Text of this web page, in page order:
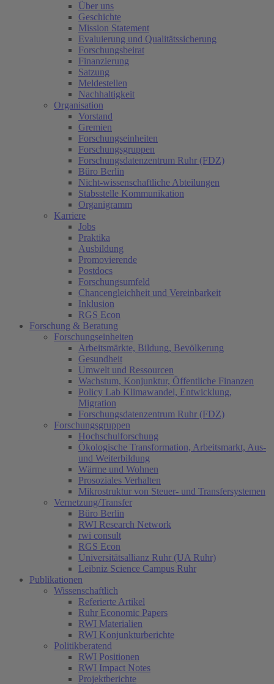
Über uns
Geschichte
Mission Statement
Evaluierung und Qualitätssicherung
Forschungsbeirat
Finanzierung
Satzung
Meldestellen
Nachhaltigkeit
Organisation
Vorstand
Gremien
Forschungseinheiten
Forschungsgruppen
Forschungsdatenzentrum Ruhr (FDZ)
Büro Berlin
Nicht-wissenschaftliche Abteilungen
Stabsstelle Kommunikation
Organigramm
Karriere
Jobs
Praktika
Ausbildung
Promovierende
Postdocs
Forschungsumfeld
Chancengleichheit und Vereinbarkeit
Inklusion
RGS Econ
Forschung & Beratung
Forschungseinheiten
Arbeitsmärkte, Bildung, Bevölkerung
Gesundheit
Umwelt und Ressourcen
Wachstum, Konjunktur, Öffentliche Finanzen
Policy Lab Klimawandel, Entwicklung,
Migration
Forschungsdatenzentrum Ruhr (FDZ)
Forschungsgruppen
Hochschulforschung
Ökologische Transformation, Arbeitsmarkt, Aus-
und Weiterbildung
Wärme und Wohnen
Prosoziales Verhalten
Mikrostruktur von Steuer- und Transfersystemen
Vernetzung/Transfer
Büro Berlin
RWI Research Network
rwi consult
RGS Econ
Universitätsallianz Ruhr (UA Ruhr)
Leibniz Science Campus Ruhr
Publikationen
Wissenschaftlich
Referierte Artikel
Ruhr Economic Papers
RWI Materialien
RWI Konjunkturberichte
Politikberatend
RWI Positionen
RWI Impact Notes
Projektberichte